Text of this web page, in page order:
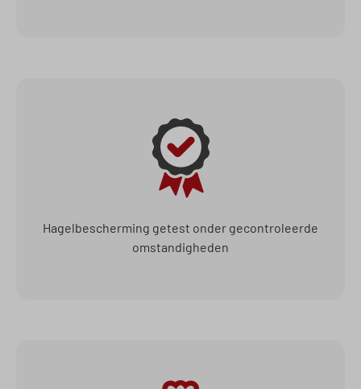
Hagelbescherming getest onder gecontroleerde
omstandigheden